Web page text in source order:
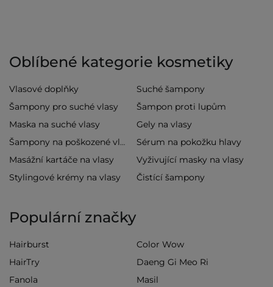
Oblíbené kategorie kosmetiky
Vlasové doplňky
Suché šampony
Šampony pro suché vlasy
Šampon proti lupům
Maska na suché vlasy
Gely na vlasy
Šampony na poškozené vlasy
Sérum na pokožku hlavy
Masážní kartáče na vlasy
Vyživující masky na vlasy
Stylingové krémy na vlasy
Čistící šampony
Populární značky
Hairburst
Color Wow
HairTry
Daeng Gi Meo Ri
Fanola
Masil